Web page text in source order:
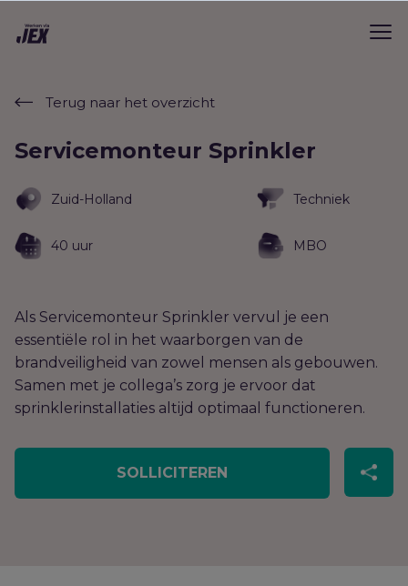
Terug naar het overzicht
Servicemonteur Sprinkler
Zuid-Holland Techniek
40 uur MBO
Als Servicemonteur Sprinkler vervul je een
essentiële rol in het waarborgen van de
brandveiligheid van zowel mensen als gebouwen.
Samen met je collega’s zorg je ervoor dat
sprinklerinstallaties altijd optimaal functioneren.
SOLLICITEREN